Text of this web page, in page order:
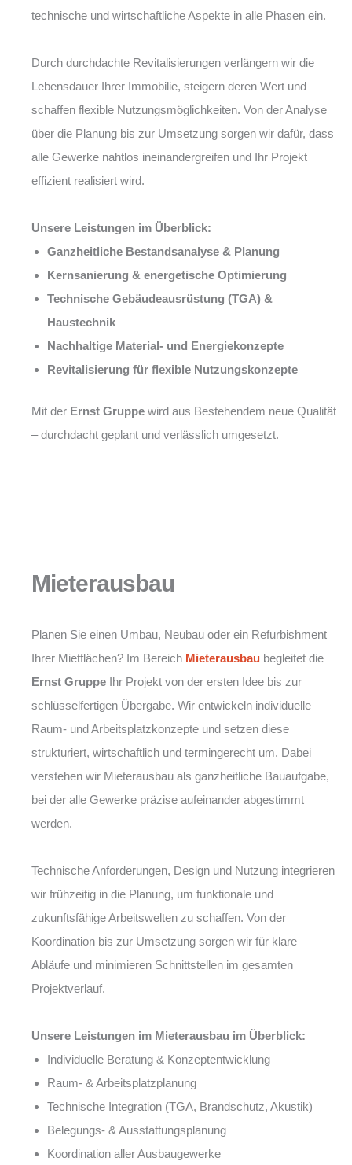
technische und wirtschaftliche Aspekte in alle Phasen ein.
Durch durchdachte Revitalisierungen verlängern wir die
Lebensdauer Ihrer Immobilie, steigern deren Wert und
schaffen flexible Nutzungsmöglichkeiten. Von der Analyse
über die Planung bis zur Umsetzung sorgen wir dafür, dass
alle Gewerke nahtlos ineinandergreifen und Ihr Projekt
effizient realisiert wird.
Unsere Leistungen im Überblick:
Ganzheitliche Bestandsanalyse & Planung
Kernsanierung & energetische Optimierung
Technische Gebäudeausrüstung (TGA) &
Haustechnik
Nachhaltige Material- und Energiekonzepte
Revitalisierung für flexible Nutzungskonzepte
Mit der Ernst Gruppe wird aus Bestehendem neue Qualität
– durchdacht geplant und verlässlich umgesetzt.
Mieterausbau
Planen Sie einen Umbau, Neubau oder ein Refurbishment
Ihrer Mietflächen? Im Bereich Mieterausbau begleitet die
Ernst Gruppe Ihr Projekt von der ersten Idee bis zur
schlüsselfertigen Übergabe. Wir entwickeln individuelle
Raum- und Arbeitsplatzkonzepte und setzen diese
strukturiert, wirtschaftlich und termingerecht um. Dabei
verstehen wir Mieterausbau als ganzheitliche Bauaufgabe,
bei der alle Gewerke präzise aufeinander abgestimmt
werden.
Technische Anforderungen, Design und Nutzung integrieren
wir frühzeitig in die Planung, um funktionale und
zukunftsfähige Arbeitswelten zu schaffen. Von der
Koordination bis zur Umsetzung sorgen wir für klare
Abläufe und minimieren Schnittstellen im gesamten
Projektverlauf.
Unsere Leistungen im Mieterausbau im Überblick:
Individuelle Beratung & Konzeptentwicklung
Raum- & Arbeitsplatzplanung
Technische Integration (TGA, Brandschutz, Akustik)
Belegungs- & Ausstattungsplanung
Koordination aller Ausbaugewerke